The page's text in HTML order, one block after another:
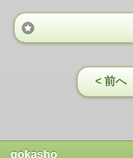
< 前へ
gokasho